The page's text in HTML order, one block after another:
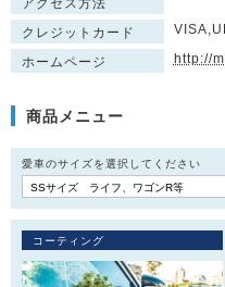
アクセス方法
クレジットカード
ホームページ http://
商品メニュー
愛車のサイズを選択してください
コーティング